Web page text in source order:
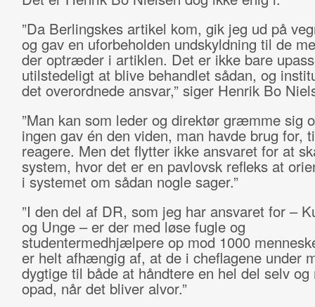
”Da Berlingskes artikel kom, gik jeg ud på
og gav en uforbeholden undskyldning til de
der optræder i artiklen. Det er ikke bare
utilstedeligt at blive behandlet sådan, og
det overordnede ansvar,” siger Henrik Bo
”Man kan som leder og direktør græmme sig
ingen gav én den viden, man havde brug for,
reagere. Men det flytter ikke ansvaret for at
system, hvor det er en pavlovsk refleks at
i systemet om sådan nogle sager.”
”I den del af DR, som jeg har ansvaret for –
og Unge – er der med løse fugle og
studentermedhjælpere op mod 1000
er helt afhængig af, at de i cheflagene under
dygtige til både at håndtere en hel del selv og
opad, når det bliver alvor.”